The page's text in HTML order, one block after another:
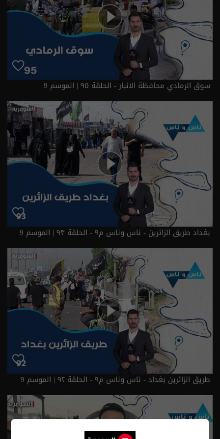
سوق الرمادي محافظة الانبار - الحلقة ٩٥ | الموسم 9
بغداد طريق الزائرين - ناس وناس م٩ - الحلقة ٩٣ | الموسم 9
طريق الزائرين بغداد - ناس وناس م٩ - الحلقة ٩٢ | الموسم 9